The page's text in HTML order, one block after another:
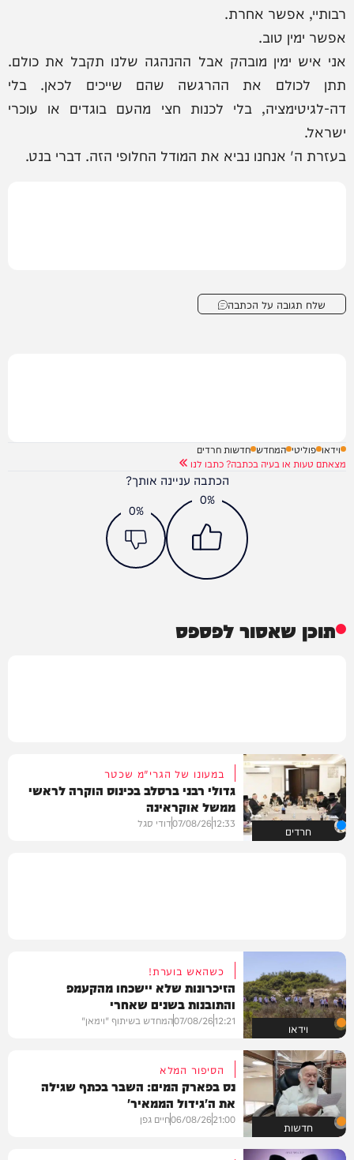
רבותיי, אפשר אחרת.
אפשר ימין טוב.
אני איש ימין מובהק אבל ההנהגה שלנו תקבל את כולם.
תתן לכולם את ההרגשה שהם שייכים לכאן. בלי
דה-לגיטימציה, בלי לכנות חצי מהעם בוגדים או עוכרי
ישראל.
בעזרת ה' אנחנו נביא את המודל החלופי הזה. דברי בנט.
שלח תגובה על הכתבה
וידאו פוליטי המחדש חדשות חרדים
מצאתם טעות או בעיה בכתבה? כתבו לנו
הכתבה עניינה אותך?
0%
0%
תוכן שאסור לפספס
חרדים
במעונו של הגרי"מ שכטר
גדולי רבני ברסלב בכינוס הוקרה לראשי
ממשל אוקראינה
12:33
07/08/26דודי סגל
וידאו
כשהאש בוערת!
הזיכרונות שלא יישכחו מהקעמפ
והתובנות בשנים שאחרי
12:21
07/08/26המחדש בשיתוף "וימאן"
חדשות
הסיפור המלא
נס בפארק המים: השבר בכתף שגילה
את ה'גידול הממאיר'
21:00
06/08/26חיים גפן